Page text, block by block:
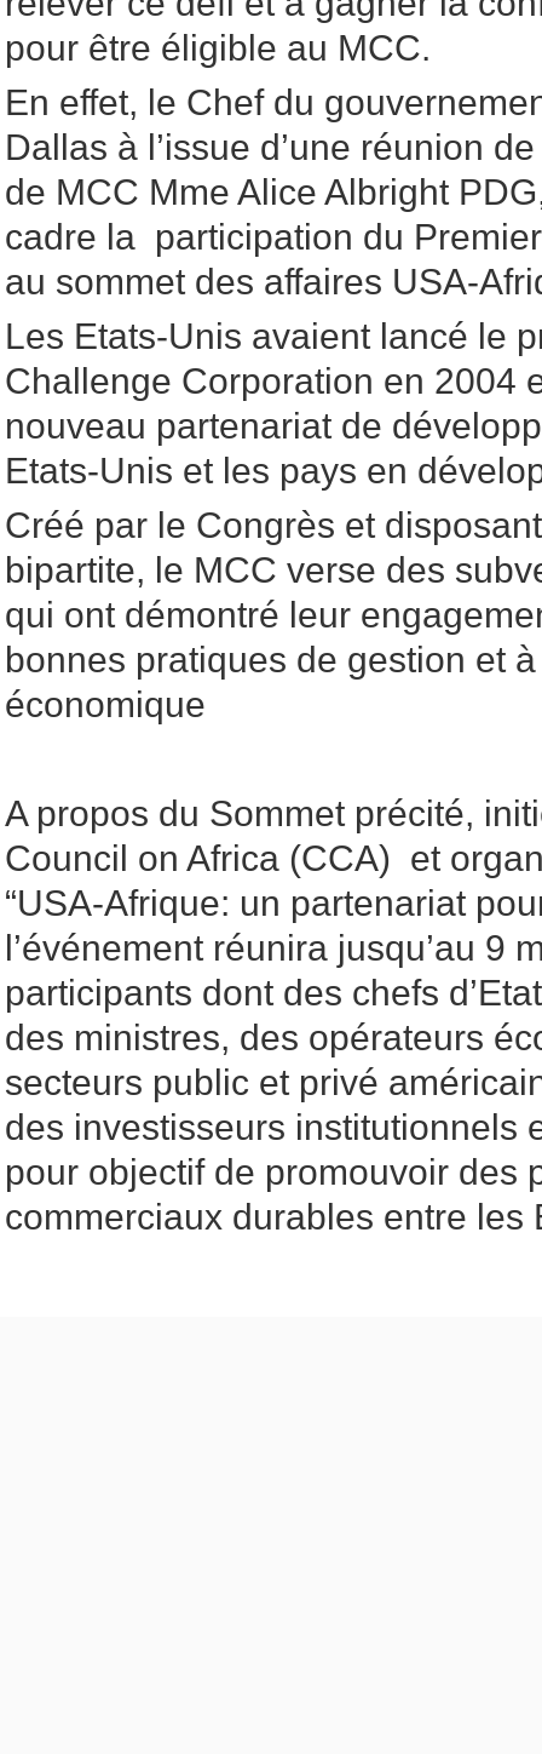
pour être éligible au MCC.
En effet, le Chef du
Dallas à l’issue d’une réunion
de MCC Mme Alice Albright
cadre la participation du
au sommet des affaires USA-
Les Etats-Unis avaient lancé le
Challenge Corporation en 2004
nouveau partenariat de
Etats-Unis et les pays en
Créé par le Congrès et
bipartite, le MCC verse des
qui ont démontré leur
bonnes pratiques de gestion et
économique
A propos du Sommet précité,
Council on Africa (CCA) et
“USA-Afrique: un partenariat
l’événement réunira jusqu’au 9
participants dont des chefs
des ministres, des opérateurs
secteurs public et privé
des investisseurs institutionnels
pour objectif de promouvoir des
commerciaux durables entre les